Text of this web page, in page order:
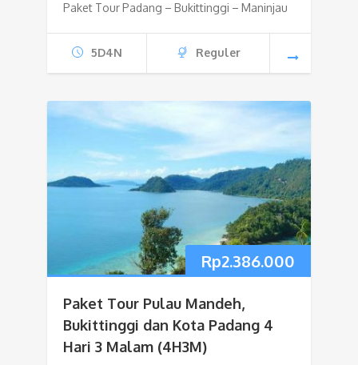
Paket Tour Padang – Bukittinggi – Maninjau
5D4N Reguler
Rp2.386.000
Paket Tour Pulau Mandeh,
Bukittinggi dan Kota Padang 4
Hari 3 Malam (4H3M)